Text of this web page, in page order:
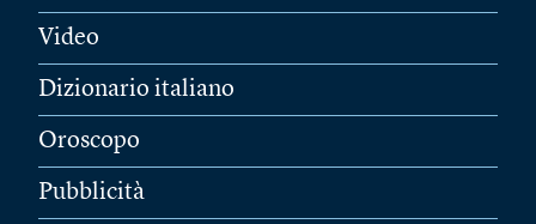
Video
Dizionario italiano
Oroscopo
Pubblicità